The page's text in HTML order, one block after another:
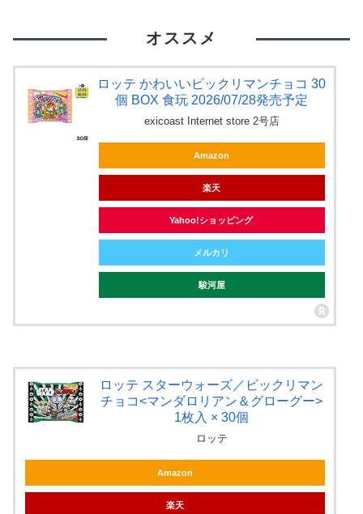
オススメ
ロッテ かわいいビックリマンチョコ 30
個 BOX 食玩 2026/07/28発売予定
exicoast Internet store 2号店
Amazon
楽天
Yahoo!ショッピング
メルカリ
駿河屋
ロッテ スターウォーズ／ビックリマン
チョコ<マンダロリアン＆グローグー>
1枚入 × 30個
ロッテ
Amazon
楽天